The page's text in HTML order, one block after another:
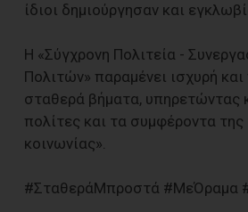
ίδιοι δημιούργησαν και
Η «Σύγχρονη Πολιτεία -
Πολιτών» παραμένει ισχυρή
σταθερά βήματα, υπηρετώντας
πολίτες και τα συμφέροντα της
κοινωνίας».
#ΣταθεράΜπροστά #ΜεΌραμα